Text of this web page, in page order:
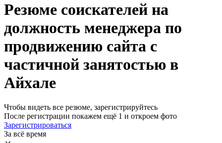
Резюме соискателей на
должность менеджера по
продвижению сайта с
частичной занятостью в
Айхале
Чтобы видеть все резюме, зарегистрируйтесь
После регистрации покажем ещё 1 и откроем фото
Зарегистрироваться
За всё время